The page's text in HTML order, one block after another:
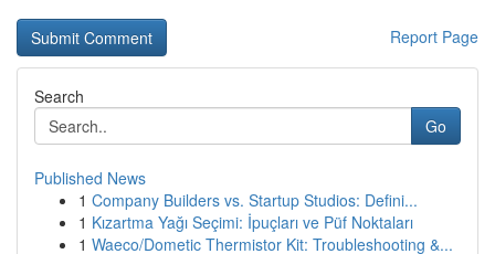
Report Page
Search
Go
Published News
1 Company Builders vs. Startup Studios: Defini...
1 Kızartma Yağı Seçimi: İpuçları ve Püf Noktaları
1 Waeco/Dometic Thermistor Kit: Troubleshooting &...